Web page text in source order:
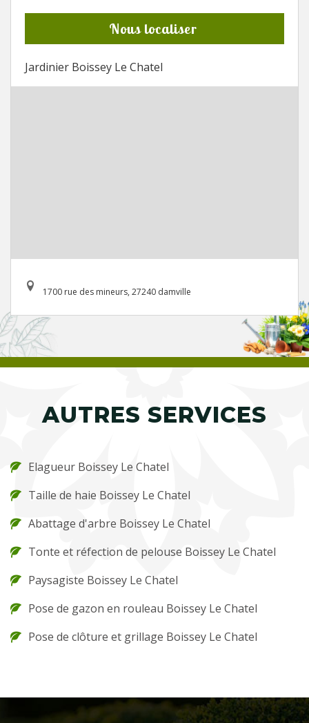
Nous localiser
Jardinier Boissey Le Chatel
1700 rue des mineurs, 27240 damville
AUTRES SERVICES
Elagueur Boissey Le Chatel
Taille de haie Boissey Le Chatel
Abattage d'arbre Boissey Le Chatel
Tonte et réfection de pelouse Boissey Le Chatel
Paysagiste Boissey Le Chatel
Pose de gazon en rouleau Boissey Le Chatel
Pose de clôture et grillage Boissey Le Chatel